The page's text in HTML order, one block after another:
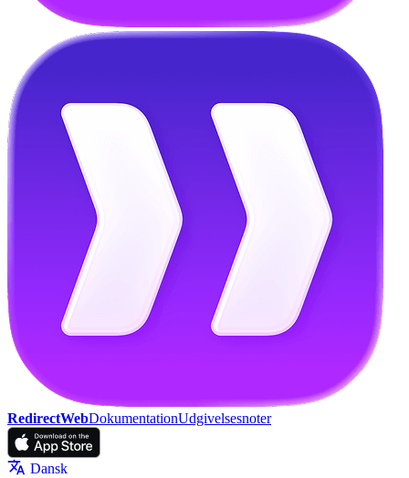
RedirectWebDokumentationUdgivelsesnoter
Dansk